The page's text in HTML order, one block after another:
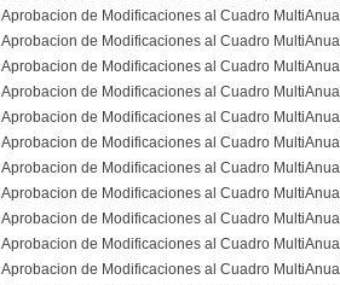
Aprobacion de Modificaciones al Cuadro
Aprobacion de Modificaciones al Cuadro
Aprobacion de Modificaciones al Cuadro
Aprobacion de Modificaciones al Cuadro
Aprobacion de Modificaciones al Cuadro
Aprobacion de Modificaciones al Cuadro
Aprobacion de Modificaciones al Cuadro
Aprobacion de Modificaciones al Cuadro
Aprobacion de Modificaciones al Cuadro
Aprobacion de Modificaciones al Cuadro
Aprobacion de Modificaciones al Cuadro